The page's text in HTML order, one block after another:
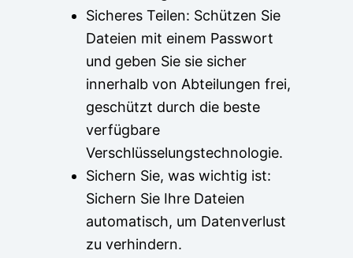
Sicheres Teilen: Schützen Sie
Dateien mit einem Passwort
und geben Sie sie sicher
innerhalb von Abteilungen frei,
geschützt durch die beste
verfügbare
Verschlüsselungstechnologie.
Sichern Sie, was wichtig ist:
Sichern Sie Ihre Dateien
automatisch, um Datenverlust
zu verhindern.